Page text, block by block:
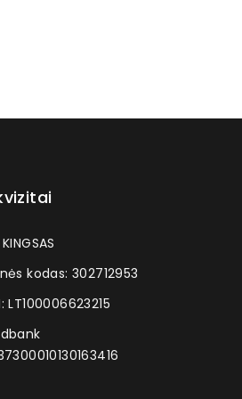
kodas: 302712953
LT100006623215